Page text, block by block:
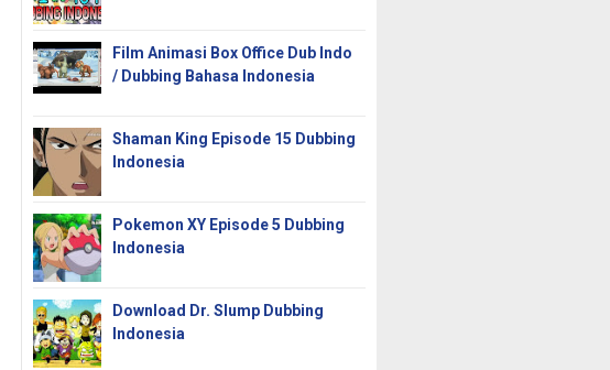
Film Animasi Box Office Dub Indo
/ Dubbing Bahasa Indonesia
Shaman King Episode 15 Dubbing
Indonesia
Pokemon XY Episode 5 Dubbing
Indonesia
Download Dr. Slump Dubbing
Indonesia